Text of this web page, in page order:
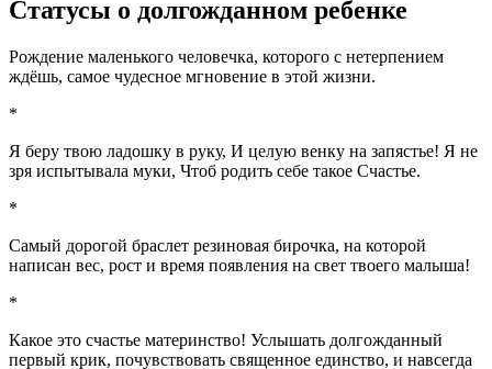
Статусы о долгожданном ребенке
Рождение маленького человечка, которого с нетерпением
ждёшь, самое чудесное мгновение в этой жизни.
*
Я беру твою ладошку в руку, И целую венку на запястье! Я не
зря испытывала муки, Чтоб родить себе такое Счастье.
*
Самый дорогой браслет резиновая бирочка, на которой
написан вес, рост и время появления на свет твоего малыша!
*
Какое это счастье материнство! Услышать долгожданный
первый крик, почувствовать священное единство, и навсегда